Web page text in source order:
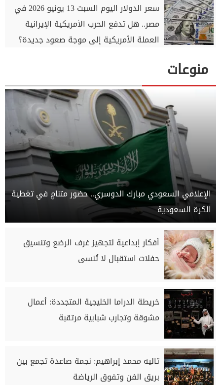
سعر الدولار اليوم السبت 13 يونيو 2026 في
مصر.. هل تدفع الحرب الأمريكية الإيرانية
العملة الأمريكية إلى موجة صعود جديدة؟
منوعات
الإعلامي السعودي مبارك الدوسري.. حضور متنامٍ في تغطية
الكرة السعودية
أفكار إبداعية لتجهيز غرف الرضع وتنسيق
حفلات استقبال لا تُنسى
خريطة الدراما الخليجية المتجددة: أعمال
مشوقة وتجارب شبابية مرتقبة
تاليه محمد إبراهيم: نجمة صاعدة تجمع بين
بريق الفن وتفوق الرياضة